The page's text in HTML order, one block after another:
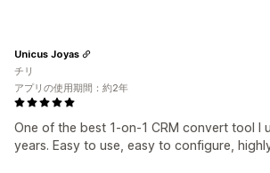
One of the best 1-on-1 CRM convert tool I
years. Easy to use, easy to configure,
Unicus Joyas
チリ
アプリの使用期間：約2年